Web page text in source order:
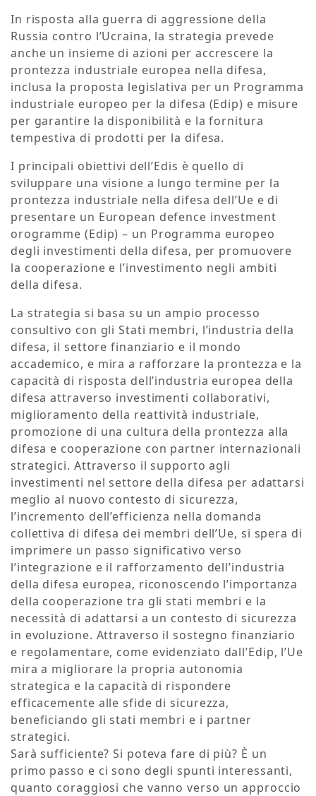
In risposta alla guerra di aggressione della
Russia contro l’Ucraina, la strategia prevede
anche un insieme di azioni per accrescere la
prontezza industriale europea nella difesa,
inclusa la proposta legislativa per un Programma
industriale europeo per la difesa (Edip) e misure
per garantire la disponibilità e la fornitura
tempestiva di prodotti per la difesa.
I principali obiettivi dell’Edis è quello di
sviluppare una visione a lungo termine per la
prontezza industriale nella difesa dell’Ue e di
presentare un European defence investment
orogramme (Edip) – un Programma europeo
degli investimenti della difesa, per promuovere
la cooperazione e l’investimento negli ambiti
della difesa.
La strategia si basa su un ampio processo
consultivo con gli Stati membri, l’industria della
difesa, il settore finanziario e il mondo
accademico, e mira a rafforzare la prontezza e la
capacità di risposta dell’industria europea della
difesa attraverso investimenti collaborativi,
miglioramento della reattività industriale,
promozione di una cultura della prontezza alla
difesa e cooperazione con partner internazionali
strategici. Attraverso il supporto agli
investimenti nel settore della difesa per adattarsi
meglio al nuovo contesto di sicurezza,
l’incremento dell’efficienza nella domanda
collettiva di difesa dei membri dell’Ue, si spera di
imprimere un passo significativo verso
l’integrazione e il rafforzamento dell’industria
della difesa europea, riconoscendo l’importanza
della cooperazione tra gli stati membri e la
necessità di adattarsi a un contesto di sicurezza
in evoluzione. Attraverso il sostegno finanziario
e regolamentare, come evidenziato dall’Edip, l’Ue
mira a migliorare la propria autonomia
strategica e la capacità di rispondere
efficacemente alle sfide di sicurezza,
beneficiando gli stati membri e i partner
strategici.
Sarà sufficiente? Si poteva fare di più? È un
primo passo e ci sono degli spunti interessanti,
quanto coraggiosi che vanno verso un approccio